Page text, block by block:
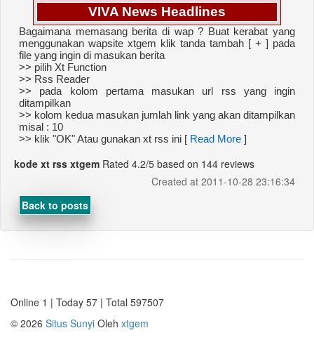
VIVA News Headlines
Bagaimana memasang berita di wap ? Buat kerabat yang
menggunakan wapsite xtgem klik tanda tambah [ + ] pada
file yang ingin di masukan berita
>> pilih Xt Function
>> Rss Reader
>> pada kolom pertama masukan url rss yang ingin
ditampilkan
>> kolom kedua masukan jumlah link yang akan ditampilkan
misal : 10
>> klik "OK" Atau gunakan xt rss ini [ Read More ]
kode xt rss xtgem Rated 4.2/5 based on 144 reviews
Created at 2011-10-28 23:16:34
Back to posts
Online 1 | Today 57 | Total 597507
© 2026 Situs Sunyi Oleh xtgem